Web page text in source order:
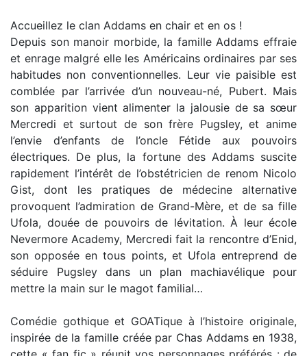
Accueillez le clan Addams en chair et en os !
Depuis son manoir morbide, la famille Addams effraie
et enrage malgré elle les Américains ordinaires par ses
habitudes non conventionnelles. Leur vie paisible est
comblée par l’arrivée d’un nouveau-né, Pubert. Mais
son apparition vient alimenter la jalousie de sa sœur
Mercredi et surtout de son frère Pugsley, et anime
l’envie d’enfants de l’oncle Fétide aux pouvoirs
électriques. De plus, la fortune des Addams suscite
rapidement l’intérêt de l’obstétricien de renom Nicolo
Gist, dont les pratiques de médecine alternative
provoquent l’admiration de Grand-Mère, et de sa fille
Ufola, douée de pouvoirs de lévitation. À leur école
Nevermore Academy, Mercredi fait la rencontre d’Enid,
son opposée en tous points, et Ufola entreprend de
séduire Pugsley dans un plan machiavélique pour
mettre la main sur le magot familial…
Comédie gothique et GOATique à l’histoire originale,
inspirée de la famille créée par Chas Addams en 1938,